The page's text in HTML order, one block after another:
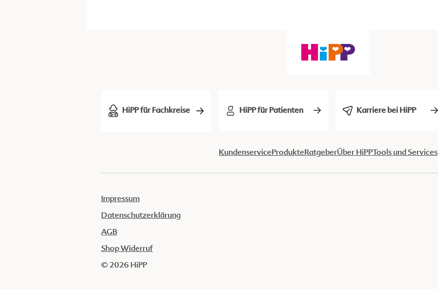
HiPP für Fachkreise HiPP für Patienten Karriere bei HiPP
KundenserviceProdukteRatgeberÜber HiPPTools und Services
Impressum
Datenschutzerklärung
AGB
Shop Widerruf
© 2026 HiPP